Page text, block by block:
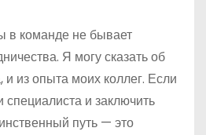
в команде не бывает
Я могу сказать об
и из опыта моих коллег. Если
и заключить
путь — это